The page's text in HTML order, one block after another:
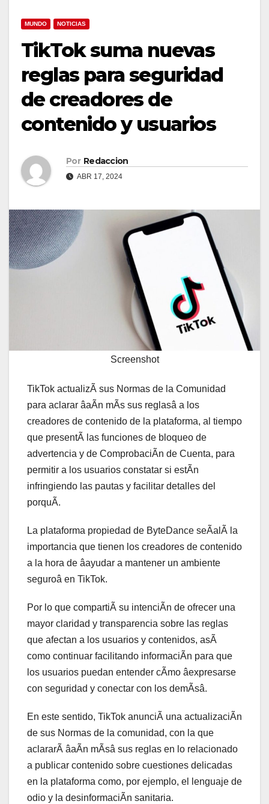
MUNDO NOTICIAS
TikTok suma nuevas
reglas para seguridad
de creadores de
contenido y usuarios
Por Redaccion
ABR 17, 2024
Screenshot
TikTok actualizÃ sus Normas de la Comunidad
para aclarar âaÃn mÃs sus reglasâ a los
creadores de contenido de la plataforma, al tiempo
que presentÃ las funciones de bloqueo de
advertencia y de ComprobaciÃn de Cuenta, para
permitir a los usuarios constatar si estÃn
infringiendo las pautas y facilitar detalles del
porquÃ.
La plataforma propiedad de ByteDance seÃalÃ la
importancia que tienen los creadores de contenido
a la hora de âayudar a mantener un ambiente
seguroâ en TikTok.
Por lo que compartiÃ su intenciÃn de ofrecer una
mayor claridad y transparencia sobre las reglas
que afectan a los usuarios y contenidos, asÃ
como continuar facilitando informaciÃn para que
los usuarios puedan entender cÃmo âexpresarse
con seguridad y conectar con los demÃsâ.
En este sentido, TikTok anunciÃ una actualizaciÃn
de sus Normas de la comunidad, con la que
aclararÃ âaÃn mÃsâ sus reglas en lo relacionado
a publicar contenido sobre cuestiones delicadas
en la plataforma como, por ejemplo, el lenguaje de
odio y la desinformaciÃn sanitaria.